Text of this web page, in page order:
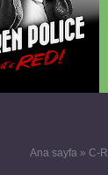
Ana sayfa » C-